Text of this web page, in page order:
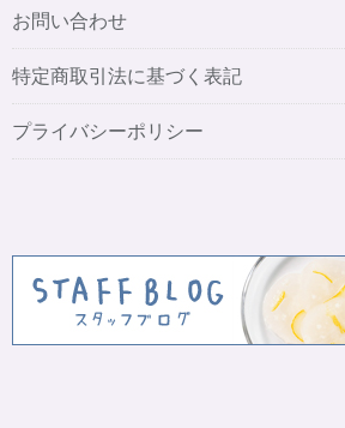
お問い合わせ
特定商取引法に基づく表記
プライバシーポリシー